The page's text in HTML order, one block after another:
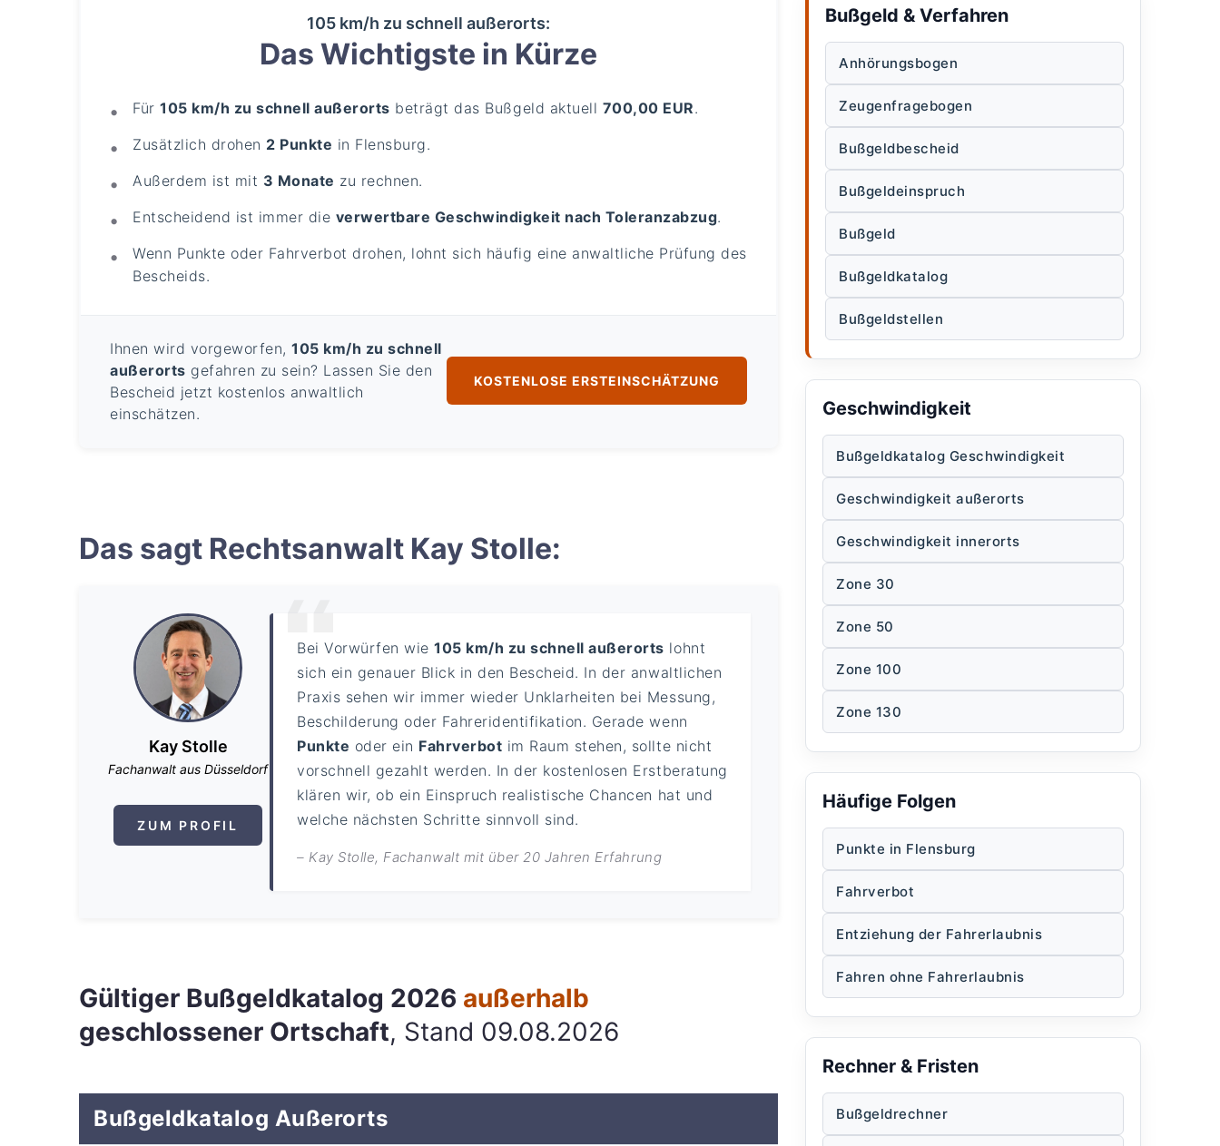
105 km/h zu schnell außerorts:
Das Wichtigste in Kürze
Für105 km/h zu schnell außerorts beträgt das Bußgeld aktuell 700,00 EUR.
Zusätzlich drohen 2 Punkte in Flensburg.
Außerdem ist mit 3 Monate zu rechnen.
Entscheidend ist immer die verwertbare Geschwindigkeit nach Toleranzabzug.
Wenn Punkte oder Fahrverbot drohen, lohnt sich häufig eine anwaltliche Prüfung des
Bescheids.
Ihnen wird vorgeworfen,105 km/h zu schnell
außerorts gefahren zu sein? Lassen Sie den
Bescheid jetzt kostenlos anwaltlich
einschätzen.
KOSTENLOSE ERSTEINSCHÄTZUNG
Das sagt Rechtsanwalt Kay Stolle:
Kay Stolle
Fachanwalt aus Düsseldorf
ZUM PROFIL
Bei Vorwürfen wie105 km/h zu schnell außerorts lohnt
sich ein genauer Blick in den Bescheid. In der anwaltlichen
Praxis sehen wir immer wieder Unklarheiten bei Messung,
Beschilderung oder Fahreridentifikation. Gerade wenn
Punkte oder ein Fahrverbot im Raum stehen, sollte nicht
vorschnell gezahlt werden. In der kostenlosen Erstberatung
klären wir, ob ein Einspruch realistische Chancen hat und
welche nächsten Schritte sinnvoll sind.
– Kay Stolle, Fachanwalt mit über 20 Jahren Erfahrung
Gültiger Bußgeldkatalog 2026 außerhalb
geschlossener Ortschaft, Stand 09.08.2026
Bußgeldkatalog Außerorts
Bußgeld & Verfahren
Anhörungsbogen
Zeugenfragebogen
Bußgeldbescheid
Bußgeldeinspruch
Bußgeld
Bußgeldkatalog
Bußgeldstellen
Geschwindigkeit
Bußgeldkatalog Geschwindigkeit
Geschwindigkeit außerorts
Geschwindigkeit innerorts
Zone 30
Zone 50
Zone 100
Zone 130
Häufige Folgen
Punkte in Flensburg
Fahrverbot
Entziehung der Fahrerlaubnis
Fahren ohne Fahrerlaubnis
Rechner & Fristen
Bußgeldrechner